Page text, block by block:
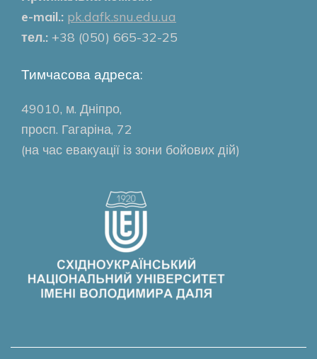
e-mail.: pk.dafk.snu.edu.ua
тел.: +38 (050) 665-32-25
Тимчасова адреса:
49010, м. Дніпро,
просп. Гагаріна, 72
(на час евакуації із зони бойових дій)